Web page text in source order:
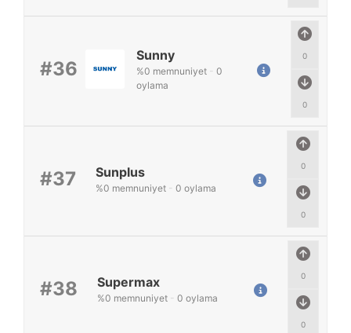
#36
0
0
Sunny
%0 memnuniyet - 0
oylama
#37
0
0
Sunplus
%0 memnuniyet - 0 oylama
#38
0
0
Supermax
%0 memnuniyet - 0 oylama